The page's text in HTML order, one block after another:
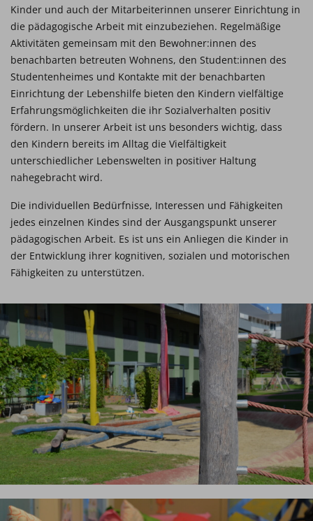
Kinder und auch der Mitarbeiterinnen unserer Einrichtung in
die pädagogische Arbeit mit einzubeziehen. Regelmäßige
Aktivitäten gemeinsam mit den Bewohner:innen des
benachbarten betreuten Wohnens, den Student:innen des
Studentenheimes und Kontakte mit der benachbarten
Einrichtung der Lebenshilfe bieten den Kindern vielfältige
Erfahrungsmöglichkeiten die ihr Sozialverhalten positiv
fördern. In unserer Arbeit ist uns besonders wichtig, dass
den Kindern bereits im Alltag die Vielfältigkeit
unterschiedlicher Lebenswelten in positiver Haltung
nahegebracht wird.
Die individuellen Bedürfnisse, Interessen und Fähigkeiten
jedes einzelnen Kindes sind der Ausgangspunkt unserer
pädagogischen Arbeit. Es ist uns ein Anliegen die Kinder in
der Entwicklung ihrer kognitiven, sozialen und motorischen
Fähigkeiten zu unterstützen.